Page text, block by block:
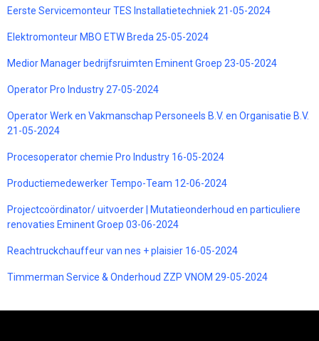
Eerste Servicemonteur TES Installatietechniek 21-05-2024
Elektromonteur MBO ETW Breda 25-05-2024
Medior Manager bedrijfsruimten Eminent Groep 23-05-2024
Operator Pro Industry 27-05-2024
Operator Werk en Vakmanschap Personeels B.V. en Organisatie B.V.
21-05-2024
Procesoperator chemie Pro Industry 16-05-2024
Productiemedewerker Tempo-Team 12-06-2024
Projectcoördinator/ uitvoerder | Mutatieonderhoud en particuliere
renovaties Eminent Groep 03-06-2024
Reachtruckchauffeur van nes + plaisier 16-05-2024
Timmerman Service & Onderhoud ZZP VNOM 29-05-2024